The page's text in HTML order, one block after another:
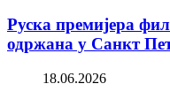
Руска премијера
одржана у Санкт
18.06.2026